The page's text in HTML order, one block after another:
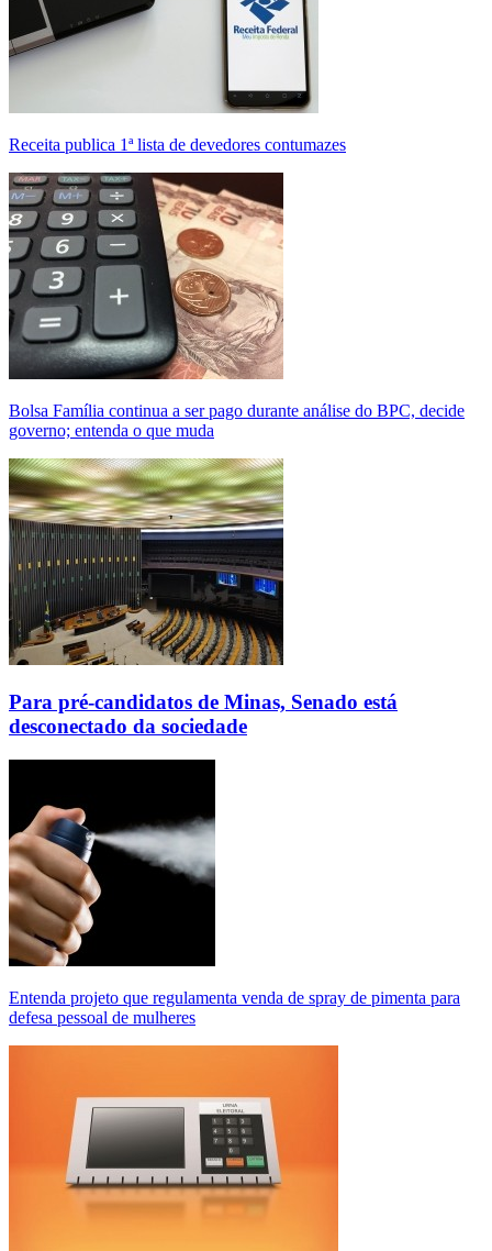
Receita publica 1ª lista de devedores contumazes
Bolsa Família continua a ser pago durante análise do BPC, decide
governo; entenda o que muda
Para pré-candidatos de Minas, Senado está
desconectado da sociedade
Entenda projeto que regulamenta venda de spray de pimenta para
defesa pessoal de mulheres